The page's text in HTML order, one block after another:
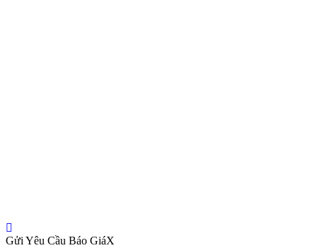
Gửi Yêu Cầu Báo GiáX